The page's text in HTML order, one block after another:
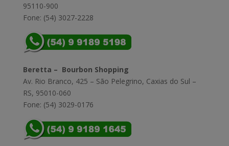
95110-900
Fone: (54) 3027-2228
Beretta – Bourbon Shopping
Av. Rio Branco, 425 – São Pelegrino, Caxias do Sul –
RS, 95010-060
Fone: (54) 3029-0176